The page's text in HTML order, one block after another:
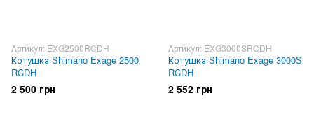
Артикул: EXG2500RCDH
Котушка Shimano Exage 2500
RCDH
2 500 грн
Артикул: EXG3000SRCDH
Котушка Shimano Exage 3000S
RCDH
2 552 грн